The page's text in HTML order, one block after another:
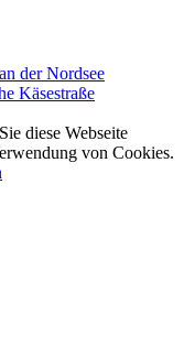
Käsestraße
diese Webseite
von Cookies.